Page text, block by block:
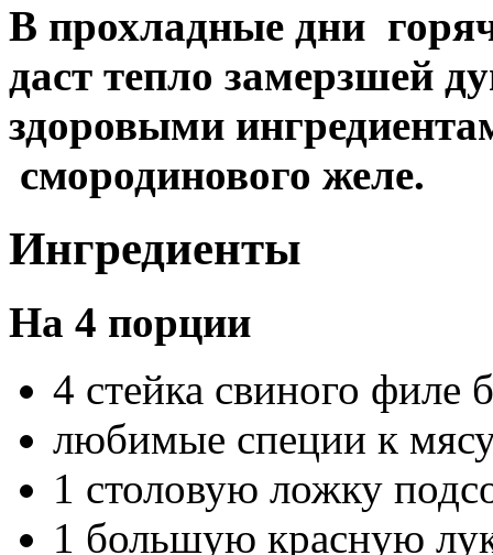
В прохладные дни
даст тепло замерзшей
здоровыми
смородинового желе.
Ингредиенты
На 4 порции
4 стейка свиного филе
любимые специи к
1 столовую ложку
1 большую красную